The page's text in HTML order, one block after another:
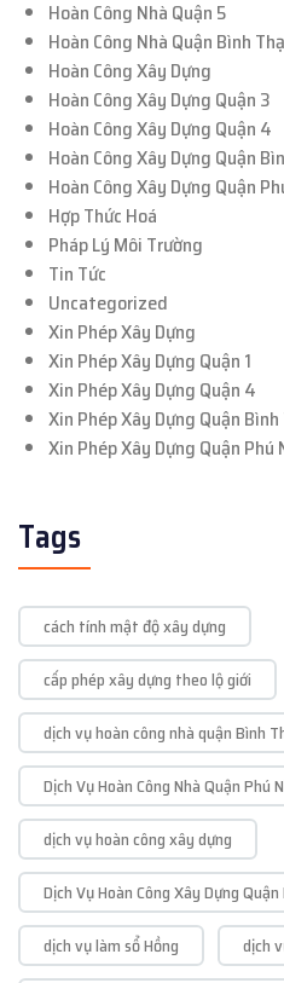
Hoàn Công Nhà Quận 5
Hoàn Công Nhà Quận Bình
Hoàn Công Xây Dựng
Hoàn Công Xây Dựng Quận 3
Hoàn Công Xây Dựng Quận 4
Hoàn Công Xây Dựng Quận
Hoàn Công Xây Dựng Quận
Hợp Thức Hoá
Pháp Lý Môi Trường
Tin Tức
Uncategorized
Xin Phép Xây Dựng
Xin Phép Xây Dựng Quận 1
Xin Phép Xây Dựng Quận 4
Xin Phép Xây Dựng Quận
Xin Phép Xây Dựng Quận Phú
Tags
cách tính mật độ xây dựng
cấp phép xây dựng theo lộ giới
dịch vụ hoàn công nhà quận Bình
Dịch Vụ Hoàn Công Nhà Quận Phú
dịch vụ hoàn công xây dựng
Dịch Vụ Hoàn Công Xây Dựng
dịch vụ làm sổ Hồng
dịch